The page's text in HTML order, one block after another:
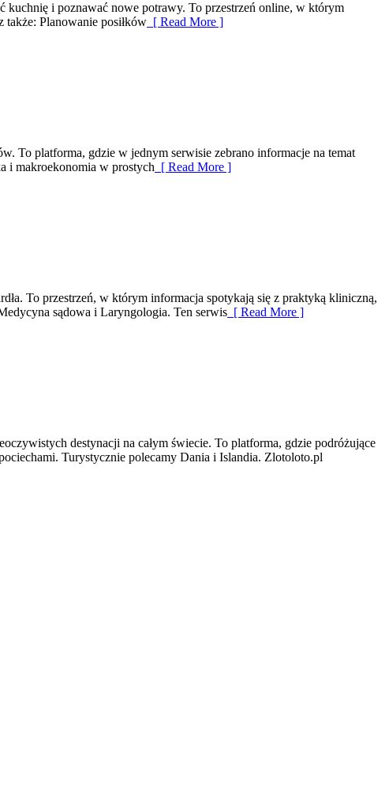
kuchnię i poznawać nowe potrawy. To przestrzeń online, w którym
Planowanie posiłków [ Read More ]
To platforma, gdzie w jednym serwisie zebrano informacje na temat
i makroekonomia w prostych [ Read More ]
To przestrzeń, w którym informacja spotykają się z praktyką kliniczną,
sądowa i Laryngologia. Ten serwis [ Read More ]
destynacji na całym świecie. To platforma, gdzie podróżujące
Turystycznie polecamy Dania i Islandia. Zlotoloto.pl